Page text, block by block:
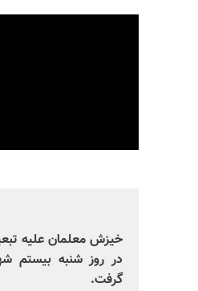
خیزش معلمان علیه
در روز شنبه بیستم
گرفت.